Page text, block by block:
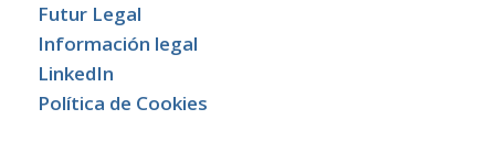
Futur Legal
Información legal
LinkedIn
Política de Cookies